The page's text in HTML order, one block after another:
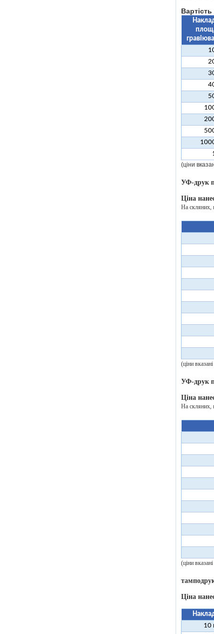
(ціни
УФ-друк
Ціна
На скляних,
(ціни
УФ-друк
Ціна
На скляних,
(ціни
Ціна
10